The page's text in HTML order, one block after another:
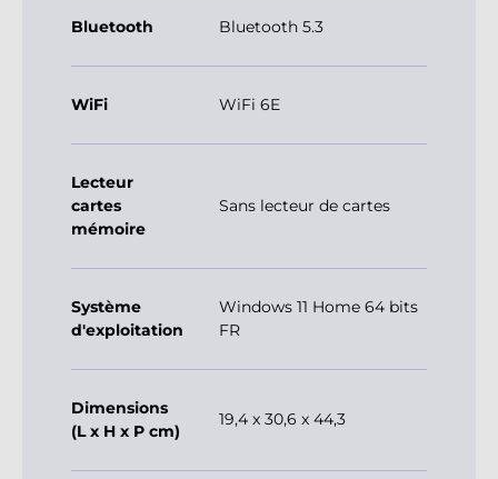
Bluetooth Bluetooth 5.3
WiFi WiFi 6E
Lecteur
cartes
mémoire
Sans lecteur de cartes
Système
d'exploitation
Windows 11 Home 64 bits
FR
Dimensions
(L x H x P cm)
19,4 x 30,6 x 44,3